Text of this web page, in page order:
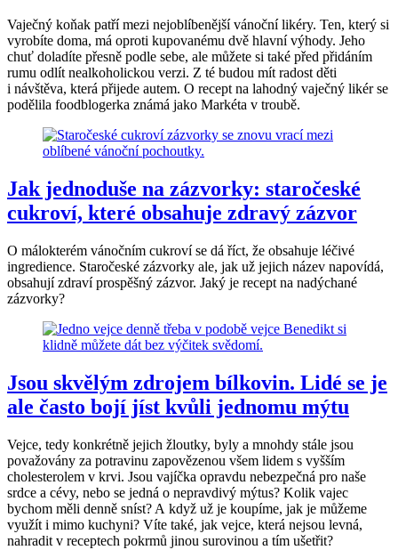
Vaječný koňak patří mezi nejoblíbenější vánoční likéry. Ten, který si
vyrobíte doma, má oproti kupovanému dvě hlavní výhody. Jeho
chuť doladíte přesně podle sebe, ale můžete si také před přidáním
rumu odlít nealkoholickou verzi. Z té budou mít radost děti
i návštěva, která přijede autem. O recept na lahodný vaječný likér se
podělila foodblogerka známá jako Markéta v troubě.
Jak jednoduše na zázvorky: staročeské
cukroví, které obsahuje zdravý zázvor
O málokterém vánočním cukroví se dá říct, že obsahuje léčivé
ingredience. Staročeské zázvorky ale, jak už jejich název napovídá,
obsahují zdraví prospěšný zázvor. Jaký je recept na nadýchané
zázvorky?
Jsou skvělým zdrojem bílkovin. Lidé se je
ale často bojí jíst kvůli jednomu mýtu
Vejce, tedy konkrétně jejich žloutky, byly a mnohdy stále jsou
považovány za potravinu zapovězenou všem lidem s vyšším
cholesterolem v krvi. Jsou vajíčka opravdu nebezpečná pro naše
srdce a cévy, nebo se jedná o nepravdivý mýtus? Kolik vajec
bychom měli denně sníst? A když už je koupíme, jak je můžeme
využít i mimo kuchyni? Víte také, jak vejce, která nejsou levná,
nahradit v receptech pokrmů jinou surovinou a tím ušetřit?